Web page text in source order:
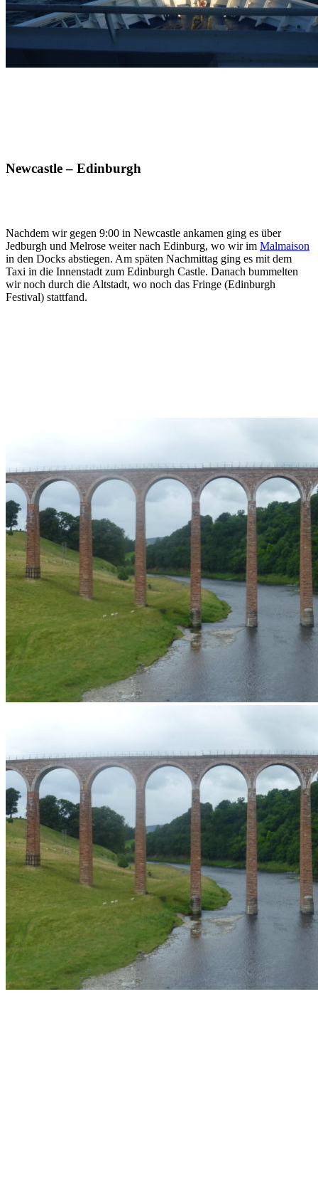
Newcastle – Edinburgh
Nachdem wir gegen 9:00 in Newcastle ankamen ging es über
Jedburgh und Melrose weiter nach Edinburg, wo wir im Malmaison
in den Docks abstiegen. Am späten Nachmittag ging es mit dem
Taxi in die Innenstadt zum Edinburgh Castle. Danach bummelten
wir noch durch die Altstadt, wo noch das Fringe (Edinburgh
Festival) stattfand.